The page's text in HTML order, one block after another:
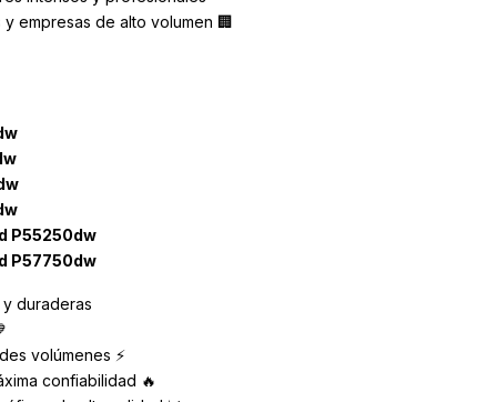
y empresas de alto volumen 🏢
P55250dw
P57750dw
duraderas
volúmenes ⚡
confiabilidad 🔥